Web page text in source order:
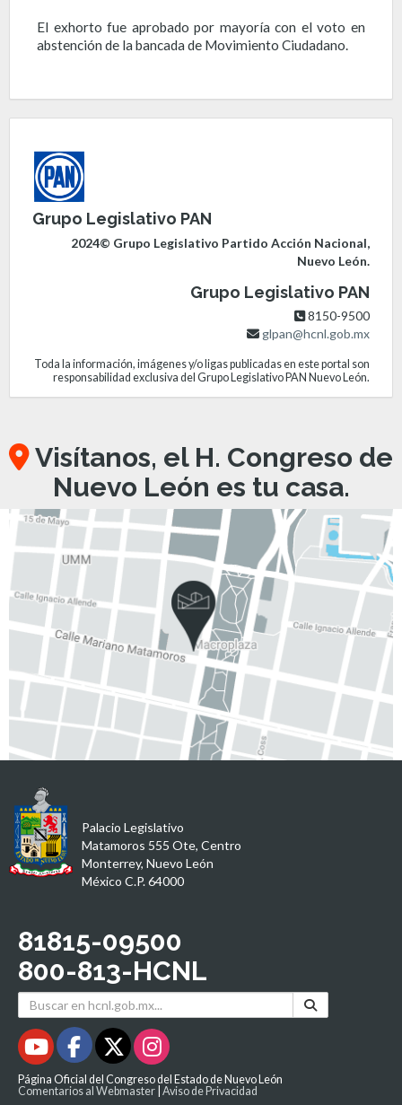
El exhorto fue aprobado por mayoría con el voto en
abstención de la bancada de Movimiento Ciudadano.
Grupo Legislativo PAN
2024© Grupo Legislativo Partido Acción Nacional,
Nuevo León.
Grupo Legislativo PAN
8150-9500
glpan@hcnl.gob.mx
Toda la información, imágenes y/o ligas publicadas en este portal son
responsabilidad exclusiva del Grupo Legislativo PAN Nuevo León.
Visítanos, el H. Congreso de
Nuevo León es tu casa.
Palacio Legislativo
Matamoros 555 Ote, Centro
Monterrey, Nuevo León
México C.P. 64000
81815-09500
800-813-HCNL
Página Oficial del Congreso del Estado de Nuevo León
Comentarios al Webmaster Aviso de Privacidad